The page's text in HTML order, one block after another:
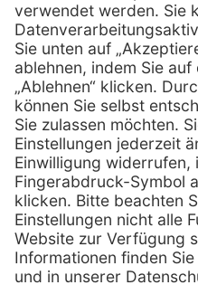
E-Mail: info
Services
Serviceversprechen
Sprechstundenbedarf
Retoure anmelden
Zertifikat